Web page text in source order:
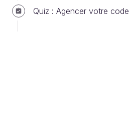
Quiz : Agencer votre code